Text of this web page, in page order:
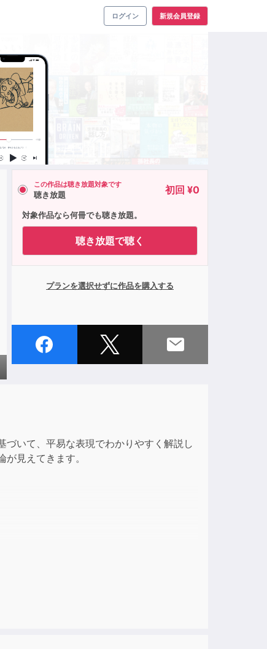
ログイン 新規会員登録
この作品は聴き放題対象です
聴き放題 初回 ¥0
対象作品なら何冊でも聴き放題。
聴き放題で聴く
プランを選択せずに作品を購入する
いて、平易な表現でわかりやすく解説し
見えてきます。
理したのが本書の特徴になっている。
け入れられる）
（つまり、他社などに収奪されない様に